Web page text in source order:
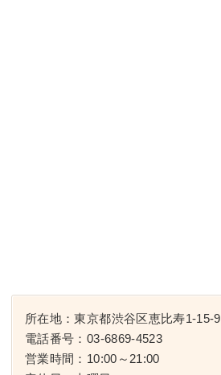
所在地：東京都渋谷区恵比寿1-15-9
電話番号：03-6869-4523
営業時間：10:00～21:00